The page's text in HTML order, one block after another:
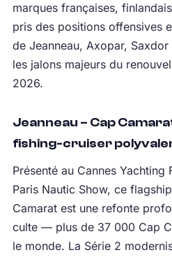
marques françaises,
pris des positions offensives
de Jeanneau, Axopar,
les jalons majeurs du
2026.
Jeanneau – Cap
fishing-cruiser
Présenté au Cannes
Paris Nautic Show, ce
Camarat est une refonte
culte — plus de 37 000 Cap
le monde. La Série 2